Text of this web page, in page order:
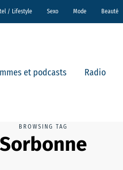
/ Lifestyle Sexo Mode Beauté
et podcasts Radio
BROWSING TAG
Sorbonne